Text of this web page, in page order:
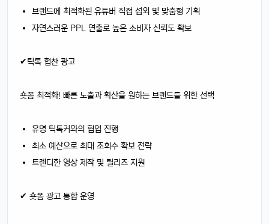
브랜드에 최적화된 유튜버 직접 섭외 및 맞춤형 기획
자연스러운 PPL 연출로 높은 소비자 신뢰도 확보
✔틱톡 협찬 광고
숏폼 최적화! 빠른 노출과 확산을 원하는 브랜드를 위한 선택
유명 틱톡커와의 협업 진행
최소 예산으로 최대 조회수 확보 전략
트렌디한 영상 제작 및 릴리즈 지원
✔ 숏폼 광고 통합 운영